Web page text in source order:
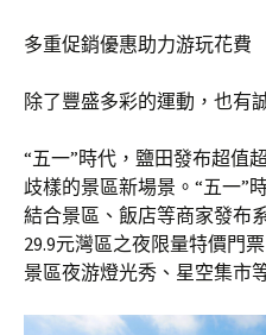
多重促銷優惠助力游玩花費
除了豐盛多彩的運動，也有
“五一”時代，鹽田發布超值
歧樣的景區新場景。“五一”
結合景區、飯店等商家發布
29.9元灣區之夜限量特價門
景區夜游燈光秀、星空集市